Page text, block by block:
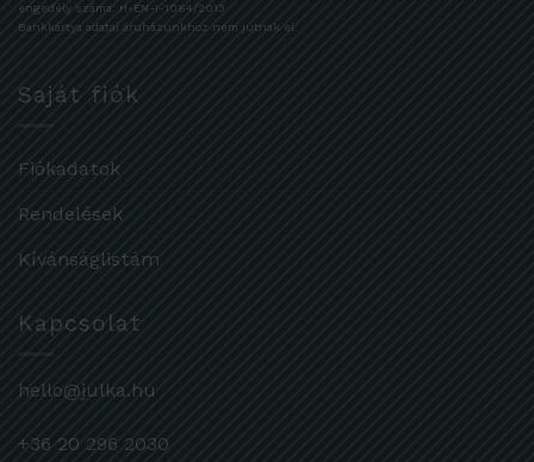
engedély száma: H-EN-I-1064/2013
Bankkártya adatai áruházunkhoz nem jutnak el.
Saját fiók
Fiókadatok
Rendelések
Kívánságlistám
Kapcsolat
hello@julka.hu
+36 20 296 2030